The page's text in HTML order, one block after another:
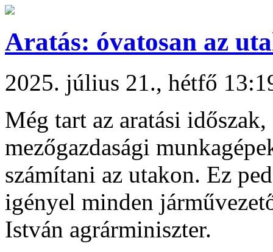
Aratás: óvatosan az
2025. július 21., hétfő
Még tart az aratási
mezőgazdasági
számítani az utakon. Ez
igényel minden
István agrárminiszter.